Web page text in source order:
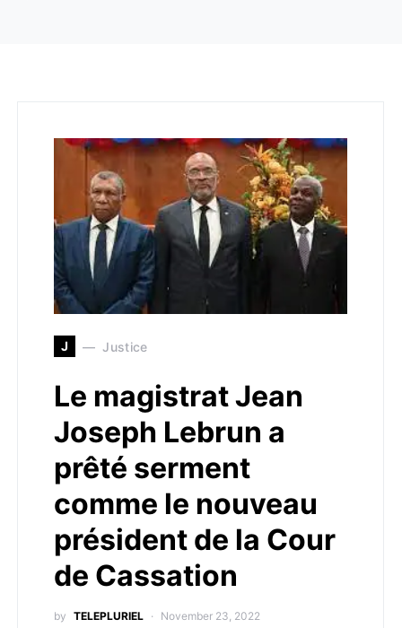
J Justice
Le magistrat Jean
Joseph Lebrun a
prêté serment
comme le nouveau
président de la Cour
de Cassation
by TELEPLURIEL November 23, 2022